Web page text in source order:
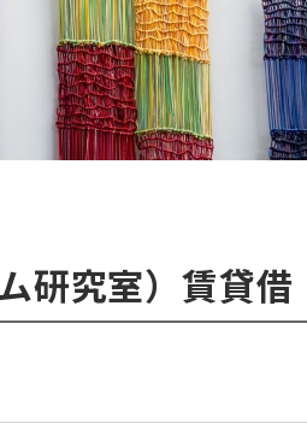
研究室）賃貸借